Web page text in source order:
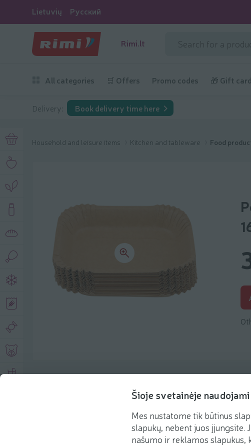
Šioje svetainėje
Mes nustatome tik būtinus
slapukų, nebent juos įjungsite.
našumo ir reklamos
Lietuvių Русский
Rimi.lt
All categories 🛒 Offers Promo codes 🎁 Gift
Delivery: Book delivery time here
Household and leisure items Kitchen and tableware Food
Product description
Recommendations